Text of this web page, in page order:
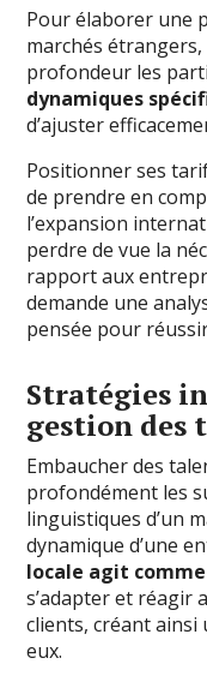
Pour élaborer une
marchés
profondeur les
dynamiques
d’ajuster
Positionner ses
de prendre en
l’expansion
perdre de vue la
rapport aux
demande une
pensée pour
Stratégies
gestion des
Embaucher des
profondément les
linguistiques d’un
dynamique d’une
locale agit
s’adapter et réagir
clients, créant ainsi
eux.